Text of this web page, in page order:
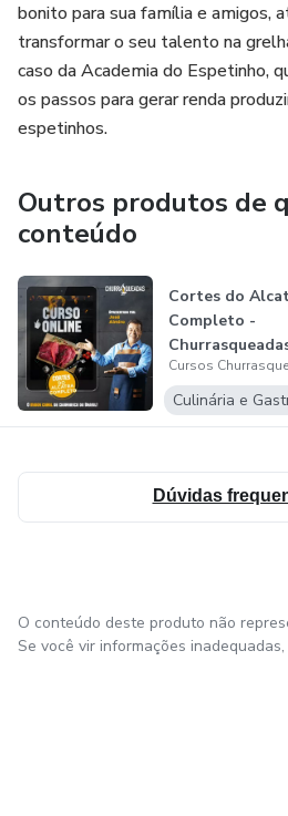
bonito para sua família e amigos,
transformar o seu talento na
caso da Academia do Espetinho,
os passos para gerar renda
espetinhos.
Outros produtos de
conteúdo
Cortes do
Completo -
Dúvidas
O conteúdo deste produto não
Se você vir informações inadequadas,